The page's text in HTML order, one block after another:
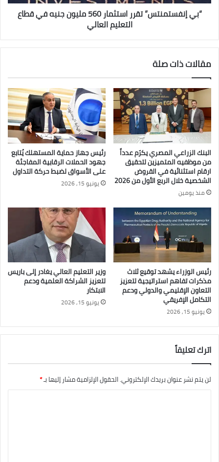
التعليم
“بي إنفستمنتس” تقرر استثمار 560 مليون جنيه في قطاع
التعليم العالي
مقالات ذات صلة
البنك الزراعي المصري يكرّم عدداً
من موظفيه المتميزين لتحقيق
ارقام استثنائية في القروض
الشخصية خلال الربع الأول من 2026
منذ يومين
رئيس جهاز حماية المستهلك يُتابع
جهود الحملات الرقابية المفاجئة
على الأسواق لضبط حركة التداول
يونيو 15, 2026
رئيس الوزراء يشهد توقيع ثلاث
مذكرات تفاهم استراتيجية لتعزيز
التعاون الإقليمي والدولي ودعم
التكامل الإفريقي
يونيو 15, 2026
وزير التعليم العالي يغادر إلى باريس
لتعزيز الشراكة العلمية ودعم
الابتكار
يونيو 15, 2026
اترك تعليقاً
لن يتم نشر عنوان بريدك الإلكتروني.الحقول الإلزامية مشار إليها بـ*